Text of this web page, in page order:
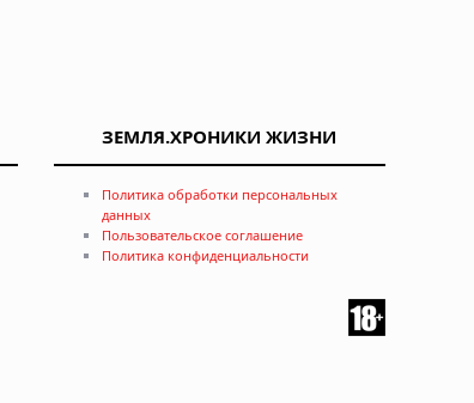
ЗЕМЛЯ.ХРОНИКИ ЖИЗНИ
Политика обработки персональных
данных
Пользовательское соглашение
Политика конфиденциальности